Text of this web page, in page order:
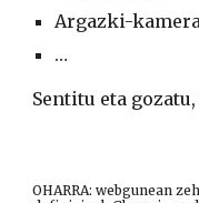
Argazki-
…
Sentitu eta
OHARRA: webgunean